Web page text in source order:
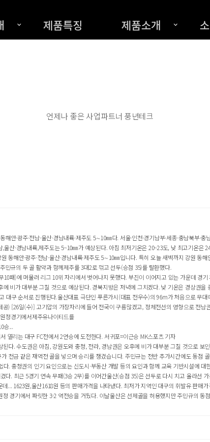
제품특징 제품소개
언제나 좋은 사업파트너 풍년테크
·광주·전남·울산·경남내륙·제주도 5∼10㎜다. 서울·인천·경기남부·세종·충남북부·충
산·경남내륙,제주도는 5~10㎜가 예상된다. 아침 최저기온은 20~23도, 낮 최고기온은
해안·광주·전남·울산·경남내륙·제주도 5∼10㎜입니다. 특히 오늘 새벽까지 강원 동
규의 두 골 활약과 함께제주를 3대2로 꺾고 선두(승점 35)를 탈환했다.
패)에 머물러 리그 10위 자리에서 벗어나지 못했다. 부진이 이어지고 있는 가운데 경
비가 대부분 그칠 것으로 예상된다. 경북지방은 저녁에 그치겠다. 낮 기온은 경상권을
대구 순서로 진행된다.울산대표 극단인 푸른가시(대표 전우수)의 96m가 처음으로 무대
[26일(수)] 고기압의 가장자리에 들어 전국이 구름많겠고, 정체전선의 영향으로 전남
정경기에서제주유나이티드를
승...
열리는 대구 FC전에서 2연승에 도전한다. 서귀포=이근승 MK스포츠 기자
다. 수도권은 아침, 강원도와 충청, 전라, 경남권은 오후에 비가 대부분 그칠 것으로 보
천금 같은 재역전 골을 넣으며 승리를 챙겼습니다. 주민규는 전반 추가시간에도 동점
. 충청권의 인기 요인으로는 신도시·부동산 개발 등의 요인과 함께 교육 기반시설에 대
. 최근 5경기 연속 무패(3승 2무)를 이어간울산(승점 35)은 선두로 다시 치고 올라선
... 1623원,울산1618원 등의 판매가격을 나타냈다. 최저가 지역인 대구의 휘발유 판매가
경기에서 짜릿한 3-2 역전승을 거뒀다. 이날울산은 선제골을 허용했지만 주민규의 동